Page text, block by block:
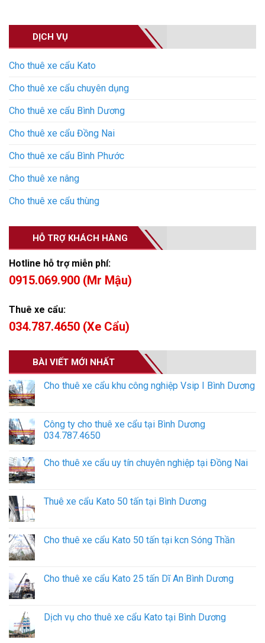
DỊCH VỤ
Cho thuê xe cẩu Kato
Cho thuê xe cẩu chuyên dụng
Cho thuê xe cẩu Bình Dương
Cho thuê xe cẩu Đồng Nai
Cho thuê xe cẩu Bình Phước
Cho thuê xe nâng
Cho thuê xe cẩu thùng
HỖ TRỢ KHÁCH HÀNG
Hotline hỗ trợ miễn phí:
0915.069.900 (Mr Mậu)
Thuê xe cẩu:
034.787.4650 (Xe Cẩu)
BÀI VIẾT MỚI NHẤT
Cho thuê xe cẩu khu công nghiệp Vsip I Bình Dương
Công ty cho thuê xe cẩu tại Bình Dương
034.787.4650
Cho thuê xe cẩu uy tín chuyên nghiệp tại Đồng Nai
Thuê xe cẩu Kato 50 tấn tại Bình Dương
Cho thuê xe cẩu Kato 50 tấn tại kcn Sóng Thần
Cho thuê xe cẩu Kato 25 tấn Dĩ An Bình Dương
Dịch vụ cho thuê xe cẩu Kato tại Bình Dương